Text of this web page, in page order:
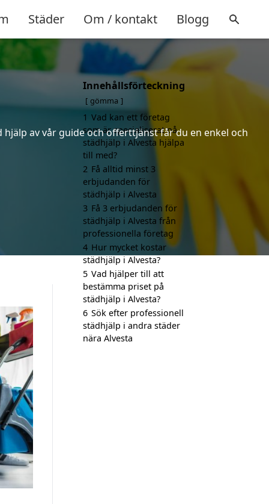
Städer Om / kontakt Blogg
av vår guide och offerttjänst får du en enkel och
Innehållsförteckning
gömma
1 Vad kan ett företag
som är specialiserat på
städhjälp i Alvesta hjälpa
till med?
2 Få alltid minst 3
erbjudanden för
städhjälp i Alvesta
3 Få 3 erbjudanden för
städhjälp i Alvesta från
professionella företag
4 Hur mycket kostar
städhjälp i Alvesta?
5 Vad hjälper till att
bestämma priset på
städhjälp i Alvesta?
6 Sök efter professionell
städhjälp i andra städer
nära Alvesta